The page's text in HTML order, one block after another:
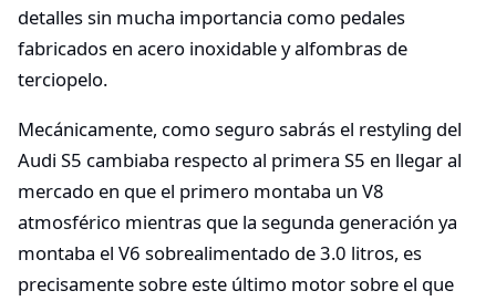
detalles sin mucha importancia como pedales
fabricados en acero inoxidable y alfombras de
terciopelo.
Mecánicamente, como seguro sabrás el restyling del
Audi S5 cambiaba respecto al primera S5 en llegar al
mercado en que el primero montaba un V8
atmosférico mientras que la segunda generación ya
montaba el V6 sobrealimentado de 3.0 litros, es
precisamente sobre este último motor sobre el que